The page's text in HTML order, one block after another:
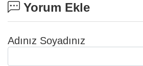
Yorum Ekle
Adınız Soyadınız